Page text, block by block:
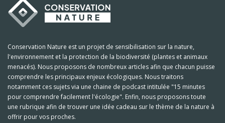
Conservation Nature est un projet de sensibilisation sur la nature,
l'environnement et la protection de la biodiversité (plantes et animaux
menacés). Nous proposons de nombreux articles afin que chacun puisse
comprendre les principaux enjeux écologiques. Nous traitons
notamment ces sujets via une chaine de podcast intitulée "15 minutes
pour comprendre facilement l'écologie". Enfin, nous proposons toute
une rubrique afin de trouver une idée cadeau sur le thème de la nature à
offrir pour vos proches.